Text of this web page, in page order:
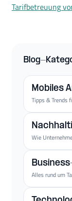
Tarifbetreuung
Blog-
Mobiles
Tipps & Trends
Wie
Alles rund um